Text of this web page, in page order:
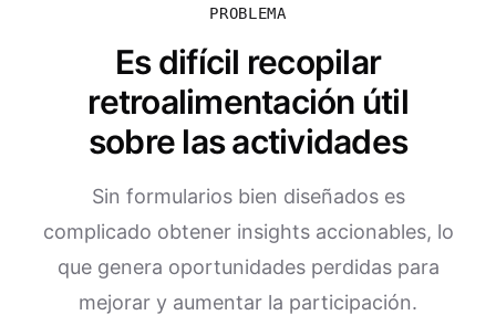
PROBLEMA
Es difícil recopilar
retroalimentación útil
sobre las actividades
Sin formularios bien diseñados es
complicado obtener insights accionables, lo
que genera oportunidades perdidas para
mejorar y aumentar la participación.